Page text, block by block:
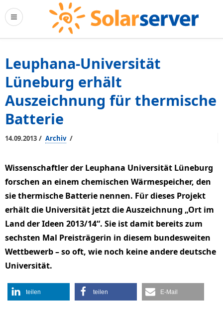
Leuphana-Universität
Lüneburg erhält
Auszeichnung für thermische
Batterie
14.09.2013 / Archiv /
Wissenschaftler der Leuphana Universität Lüneburg
forschen an einem chemischen Wärmespeicher, den
sie thermische Batterie nennen. Für dieses Projekt
erhält die Universität jetzt die Auszeichnung „Ort im
Land der Ideen 2013/14“. Sie ist damit bereits zum
sechsten Mal Preisträgerin in diesem bundesweiten
Wettbewerb – so oft, wie noch keine andere deutsche
Universität.
teilen teilen E-Mail